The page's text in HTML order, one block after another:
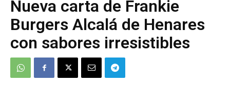
Nueva carta de Frankie
Burgers Alcalá de Henares
con sabores irresistibles